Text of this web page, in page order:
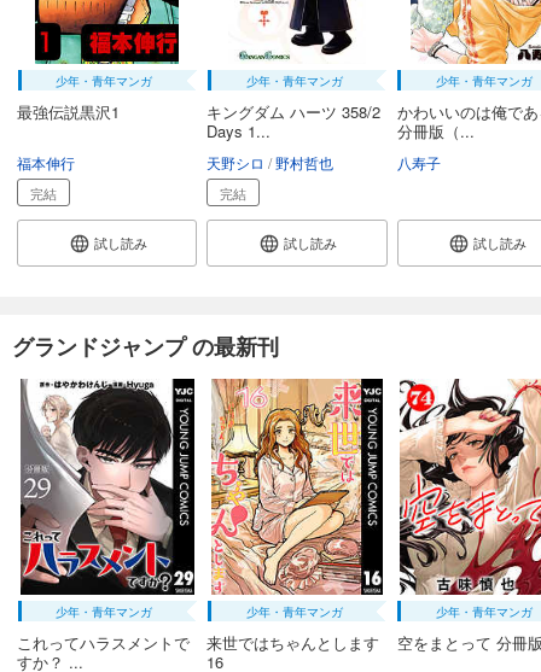
少年・青年マンガ
最強伝説黒沢1
福本伸行
完結
試し読み
少年・青年マンガ
キングダム ハーツ 358/2
Days 1...
天野シロ 野村哲也
完結
試し読み
少年・青年マンガ
かわいいのは俺で
分冊版（...
八寿子
試し読み
グランドジャンプ の最新刊
少年・青年マンガ
これってハラスメントで
すか？ ...
少年・青年マンガ
来世ではちゃんとします
16
少年・青年マンガ
空をまとって 分冊